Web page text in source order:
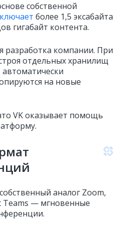
собственной
более 1,5 эксабайта
гигабайт контента.
разработка компании. При
отдельных хранилищ
на новые
VK оказывает помощь
собственный аналог Zoom,
Teams — мгновенные